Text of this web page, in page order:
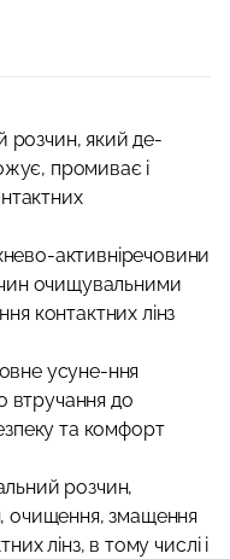
який де-
промиває і
активніречовини
очищувальними
контактних лінз
усуне-ння
втручання до
та комфорт
розчин,
очищення, змащення
лінз, в тому числі і